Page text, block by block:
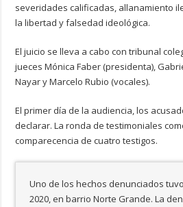
severidades calificadas, allanamiento
la libertad y falsedad ideológica.
El juicio se lleva a cabo con tribunal
jueces Mónica Faber (presidenta),
Nayar y Marcelo Rubio (vocales).
El primer día de la audiencia, los
declarar. La ronda de testimoniales
comparecencia de cuatro testigos.
Uno de los hechos denunciados
2020, en barrio Norte Grande. La